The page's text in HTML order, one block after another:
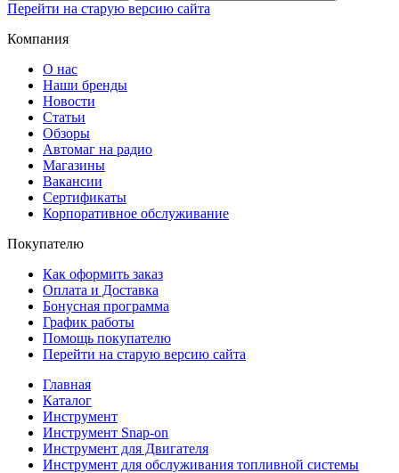
Перейти на старую версию сайта
Компания
О нас
Наши бренды
Новости
Статьи
Обзоры
Автомаг на радио
Магазины
Вакансии
Сертификаты
Корпоративное обслуживание
Покупателю
Как оформить заказ
Оплата и Доставка
Бонусная программа
График работы
Помощь покупателю
Перейти на старую версию сайта
Главная
Каталог
Инструмент
Инструмент Snap-on
Инструмент для Двигателя
Инструмент для обслуживания топливной системы